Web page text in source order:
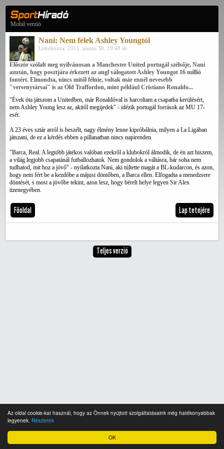
OK
Az oldal cookie-kat használ, hogy az Önnek nyújtott szolgáltatásaink még hatékonyabbak
legyenek. Részletek
Mobil verzió
Nani: Nem félek Ashley Youngtól
Létrehozva: 2011. június 30. 19:48 sh
Először szólalt meg nyilvánosan a Manchester United portugál szélsője, Nani
azután, hogy posztjára érkezett az angl válogatott Ashley Youngot 16 millió
fontért. Elmondta, nincs mitől félnie, voltak már ennél nevesebb
"versenytársai" is az Old Traffordon, mint például Cristiano Ronaldo...
"Évek óta játszom a Unitedben, már Ronaldóval is harcoltam a csapatba kerülésért,
nem Ashley Young lesz az, akitől megijedek" - idézik portugál források az MU 17-
esét.
A 23 éves sztár arról is beszélt, nagy élmény lenne kipróbálnia, milyen a La Ligában
játszani, de ez a kérdés ebben a pillanatban nincs napirenden.
"Barca, Real. A legtöbb játékos valóban ezekről a klubokról álmodik, de én azt hiszem,
a világ legjobb csapatánál futballozhatok. Nem gondolok a váltásra, bár soha nem
tudhatod, mit hoz a jövő" - nyilatkozta Nani, aki túltette magát a BL-kudarcon, és azon,
hogy nem fért be a kezdőbe a májusi döntőben, a Barca ellen. Elfogadta a menedzsere
döntését, s most a jövőbe tekint, azon lesz, hogy bérelt helye legyen Sir Alex
tizenegyében.
Főoldal Lap tetejére
Teljes verzió